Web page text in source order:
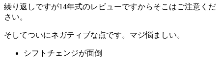
繰り返しですが14年式のレビューですからそこはご注意くだ
さい。
そしてついにネガティブな点です。マジ悩ましい。
シフトチェンジが面倒